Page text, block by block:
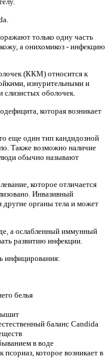
только одну часть
а онихомикоз - инфекцию
(ККМ) относится к
изнурительными и
оболочек.
которая возникает
еще один тип кандидозной
Также возможно наличие
обычно называют
которое отличается
Инвазивный
другие органы тела и может
а ослабленный иммунный
развитию инфекции.
инфицирования:
белья
баланс Candida
в воде
псориаз, которое возникает в